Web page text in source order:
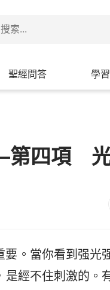
聖經問答 學
第四項
。當你看到强光
經不住刺激的。